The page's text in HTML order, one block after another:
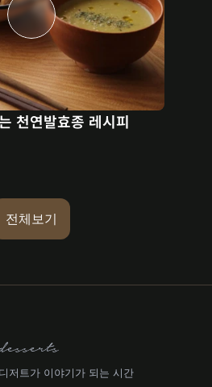
천연발효종 레시피
전체보기
저트가 이야기가 되는 시간